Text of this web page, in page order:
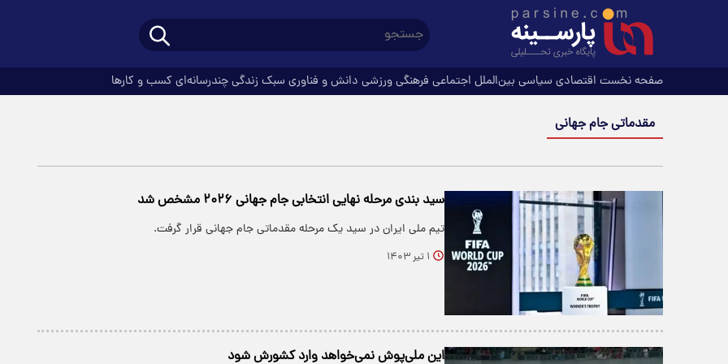
صفحه نخست اقتصادی سیاسی بین‌الملل اجتماعی فرهنگیورزشی دانش و فناوری سبک زندگیچندرسانه‌ای کسب و کارها
مقدماتی جام جهانی
سید بندی مرحله نهایی انتخابی جام جهانی ۲۰۲۶ مشخص شد
تیم ملی ایران در سید یک مرحله مقدماتی جام جهانی قرار گرفت.
۱ تیر ۱۴۰۳
این ملی‌پوش نمی‌خواهد وارد کشورش شود